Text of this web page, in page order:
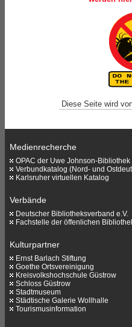
Diese Seite wird
Medienrecherche
OPAC der Uwe Johnson-Bibliothek
Verbundkatalog (Nord- und
Karlsruher virtuellen Katalog
Verbände
Deutscher Bibliotheksverband e.V.
Fachstelle der öffenlichen
Kulturpartner
Ernst Barlach Stiftung
Goethe Ortsvereinigung
Kreisvolkshochschule Güstrow
Schloss Güstrow
Stadtmuseum
Städtische Galerie Wollhalle
Tourismusinformation